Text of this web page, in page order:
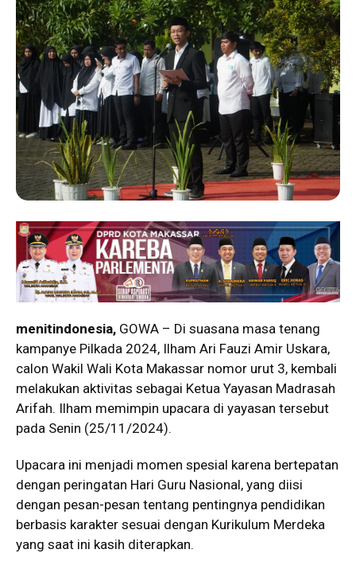
menitindonesia, GOWA – Di suasana masa tenang
kampanye Pilkada 2024, Ilham Ari Fauzi Amir Uskara,
calon Wakil Wali Kota Makassar nomor urut 3, kembali
melakukan aktivitas sebagai Ketua Yayasan Madrasah
Arifah. Ilham memimpin upacara di yayasan tersebut
pada Senin (25/11/2024).
Upacara ini menjadi momen spesial karena bertepatan
dengan peringatan Hari Guru Nasional, yang diisi
dengan pesan-pesan tentang pentingnya pendidikan
berbasis karakter sesuai dengan Kurikulum Merdeka
yang saat ini kasih diterapkan.